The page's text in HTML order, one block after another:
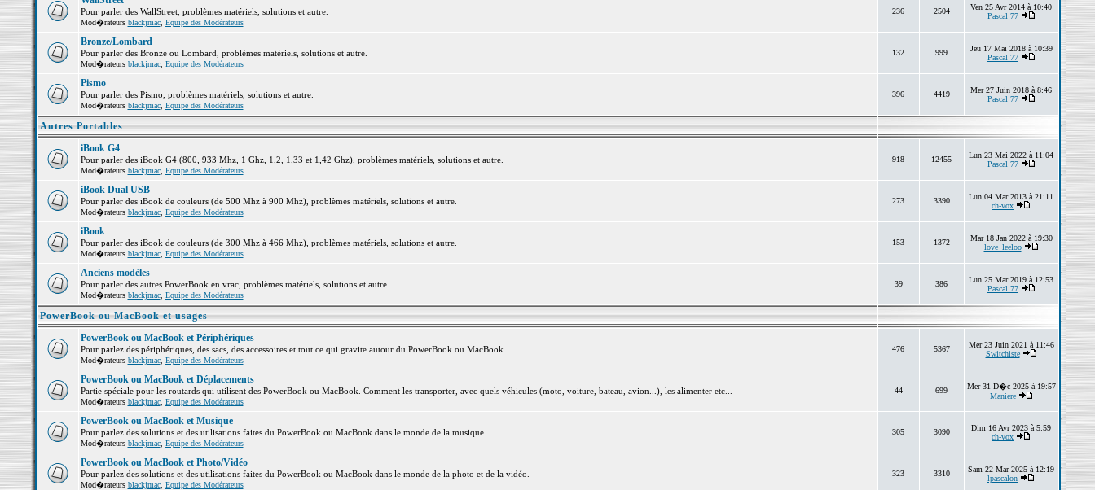
Pour parler des WallStreet, problèmes matériels, solutions et autre.
Mod�rateurs blackjmac, Equipe des Modérateurs
236 2504
Ven 25 Avr 2014 à 10:40
Pascal 77
Bronze/Lombard
Pour parler des Bronze ou Lombard, problèmes matériels, solutions et autre.
Mod�rateurs blackjmac, Equipe des Modérateurs
132 999
Jeu 17 Mai 2018 à 10:39
Pascal 77
Pismo
Pour parler des Pismo, problèmes matériels, solutions et autre.
Mod�rateurs blackjmac, Equipe des Modérateurs
396 4419
Mer 27 Juin 2018 à 8:46
Pascal 77
Autres Portables
iBook G4
Pour parler des iBook G4 (800, 933 Mhz, 1 Ghz, 1,2, 1,33 et 1,42 Ghz), problèmes matériels, solutions et autre.
Mod�rateurs blackjmac, Equipe des Modérateurs
918 12455
Lun 23 Mai 2022 à 11:04
Pascal 77
iBook Dual USB
Pour parler des iBook de couleurs (de 500 Mhz à 900 Mhz), problèmes matériels, solutions et autre.
Mod�rateurs blackjmac, Equipe des Modérateurs
273 3390
Lun 04 Mar 2013 à 21:11
ch-vox
iBook
Pour parler des iBook de couleurs (de 300 Mhz à 466 Mhz), problèmes matériels, solutions et autre.
Mod�rateurs blackjmac, Equipe des Modérateurs
153 1372
Mar 18 Jan 2022 à 19:30
love_leeloo
Anciens modèles
Pour parler des autres PowerBook en vrac, problèmes matériels, solutions et autre.
Mod�rateurs blackjmac, Equipe des Modérateurs
39 386
Lun 25 Mar 2019 à 12:53
Pascal 77
PowerBook ou MacBook et usages
PowerBook ou MacBook et Périphériques
Pour parlez des périphériques, des sacs, des accessoires et tout ce qui gravite autour du PowerBook ou MacBook...
Mod�rateurs blackjmac, Equipe des Modérateurs
476 5367
Mer 23 Juin 2021 à 11:46
Switchiste
PowerBook ou MacBook et Déplacements
Partie spéciale pour les routards qui utilisent des PowerBook ou MacBook. Comment les transporter, avec quels véhicules (moto, voiture, bateau, avion...), les alimenter etc...
Mod�rateurs blackjmac, Equipe des Modérateurs
44 699
Mer 31 D�c 2025 à 19:57
Maniere
PowerBook ou MacBook et Musique
Pour parlez des solutions et des utilisations faites du PowerBook ou MacBook dans le monde de la musique.
Mod�rateurs blackjmac, Equipe des Modérateurs
305 3090
Dim 16 Avr 2023 à 5:59
ch-vox
PowerBook ou MacBook et Photo/Vidéo
Pour parlez des solutions et des utilisations faites du PowerBook ou MacBook dans le monde de la photo et de la vidéo.
Mod�rateurs blackjmac, Equipe des Modérateurs
323 3310
Sam 22 Mar 2025 à 12:19
lpascalon